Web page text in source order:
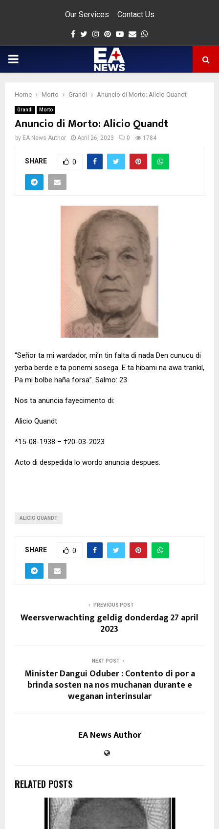
Our Services Contact Us
Facebook
Twitter
Instagram
Pinterest
Youtube
Email
PRIMARY
Home Morto Grandi Anuncio di Morto: Alicio Quandt
Grandi Morto
Anuncio di Morto: Alicio Quandt
by EA News Author April 26, 2023 0 1784
SHARE 0
“Señor ta mi wardador, mi’n tin falta di nada Den cunucu di
yerba berde e ta ponemi sosega. E ta hibami na awa trankil,
Pa mi bolbe haña forsa”. Salmo: 23
Nos ta anuncia fayecimento di:
Alicio Quandt
*15-08-1938 – †20-03-2023
Acto di despedida lo wordo anuncia despues.
ALICIO QUANDT
SHARE 0
PREVIOUS POST
Weersverwachting geldig donderdag 27 april
2023
NEXT POST
Minister Dangui Oduber : Contento di por a
brinda sosten na nos muchanan durante e
weganan interinsular
EA News Author
RELATED POSTS